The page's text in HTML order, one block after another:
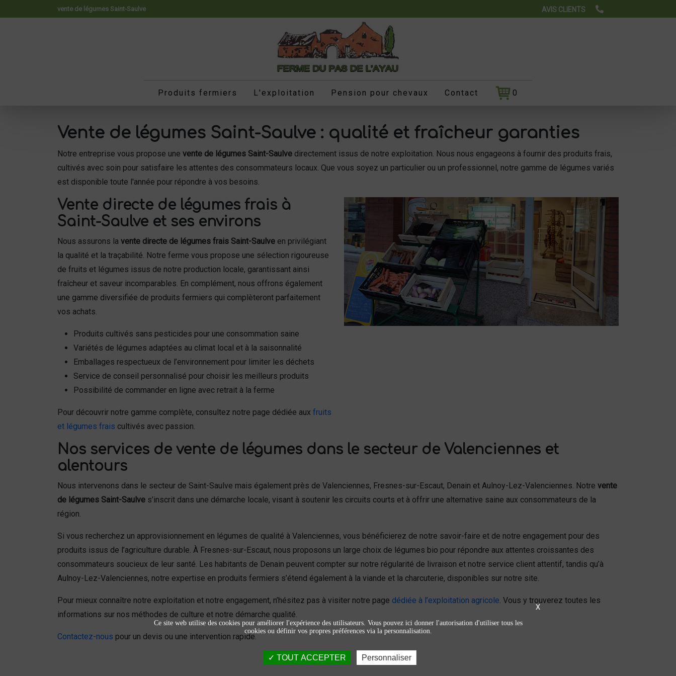
vente de légumes Saint-Saulve AVIS CLIENTS
Produits fermiers L'exploitation Pension pour chevaux Contact 0
Vente de légumes Saint-Saulve : qualité et fraîcheur garanties
Notre entreprise vous propose une vente de légumes Saint-Saulve directement issus de notre exploitation. Nous nous engageons à fournir des produits frais,
cultivés avec soin pour satisfaire les attentes des consommateurs locaux. Que vous soyez un particulier ou un professionnel, notre gamme de légumes variés
est disponible toute l'année pour répondre à vos besoins.
Vente directe de légumes frais à
Saint-Saulve et ses environs
Nous assurons la vente directe de légumes frais Saint-Saulve en privilégiant
la qualité et la traçabilité. Notre ferme vous propose une sélection rigoureuse
de fruits et légumes issus de notre production locale, garantissant ainsi
fraîcheur et saveur incomparables. En complément, nous offrons également
une gamme diversifiée de produits fermiers qui complèteront parfaitement
vos achats.
Produits cultivés sans pesticides pour une consommation saine
Variétés de légumes adaptées au climat local et à la saisonnalité
Emballages respectueux de l’environnement pour limiter les déchets
Service de conseil personnalisé pour choisir les meilleurs produits
Possibilité de commander en ligne avec retrait à la ferme
Pour découvrir notre gamme complète, consultez notre page dédiée aux fruits
et légumes frais cultivés avec passion.
Nos services de vente de légumes dans le secteur de Valenciennes et
alentours
Nous intervenons dans le secteur de Saint-Saulve mais également près de Valenciennes, Fresnes-sur-Escaut, Denain et Aulnoy-Lez-Valenciennes. Notre vente
de légumes Saint-Saulve s’inscrit dans une démarche locale, visant à soutenir les circuits courts et à offrir une alternative saine aux consommateurs de la
région.
Si vous recherchez un approvisionnement en légumes de qualité à Valenciennes, vous bénéficierez de notre savoir-faire et de notre engagement pour des
produits issus de l’agriculture durable. À Fresnes-sur-Escaut, nous proposons un large choix de légumes bio pour répondre aux attentes croissantes des
consommateurs soucieux de leur santé. Les habitants de Denain peuvent compter sur notre régularité de livraison et notre service client attentif, tandis qu’à
Aulnoy-Lez-Valenciennes, notre expertise en produits fermiers s’étend également à la viande et la charcuterie, disponibles sur notre site.
Pour mieux connaître notre exploitation et notre engagement, n’hésitez pas à visiter notre page dédiée à l’exploitation agricole. Vous y trouverez toutes les
informations sur nos méthodes de culture et notre démarche qualité.
Contactez-nous pour un devis ou une intervention rapide.
Panneau de gestion des cookies
X
Ce site web utilise des cookies pour améliorer l'expérience des utilisateurs. Vous pouvez ici donner l'autorisation d'utiliser tous les
cookies ou définir vos propres préférences via la personnalisation.
TOUT ACCEPTER Personnaliser